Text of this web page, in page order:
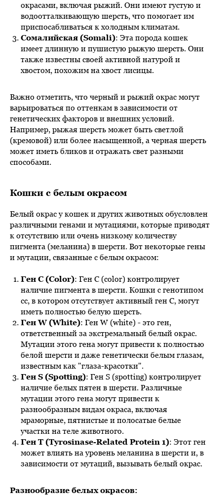
окрасами, включая рыжий. Они имеют густую и
водоотталкивающую шерсть, что помогает им
приспосабливаться к холодным климатам.
Сомалийская (Somali): Эта порода кошек
имеет длинную и пушистую рыжую шерсть. Они
также известны своей активной натурой и
хвостом, похожим на хвост лисицы.
Важно отметить, что черный и рыжий окрас могут
варьироваться по оттенкам в зависимости от
генетических факторов и внешних условий.
Например, рыжая шерсть может быть светлой
(кремовой) или более насыщенной, а черная шерсть
может иметь бликов и отражать свет разными
способами.
Кошки с белым окрасом
Белый окрас у кошек и других животных обусловлен
различными генами и мутациями, которые приводят
к отсутствию или очень низкому количеству
пигмента (меланина) в шерсти. Вот некоторые гены
и мутации, связанные с белым окрасом:
Ген C (Color): Ген C (color) контролирует
наличие пигмента в шерсти. Кошки с генотипом
cc, в котором отсутствует активный ген C, могут
иметь полностью белую шерсть.
Ген W (White): Ген W (white) - это ген,
ответственный за экстремальный белый окрас.
Мутации этого гена могут привести к полностью
белой шерсти и даже генетически белым глазам,
известным как "глаза-красотки".
Ген S (Spotting): Ген S (spotting) контролирует
наличие белых пятен в шерсти. Различные
мутации этого гена могут привести к
разнообразным видам окраса, включая
мраморные, пятнистые и полосатые белые
участки на теле животного.
Ген T (Tyrosinase-Related Protein 1): Этот ген
может влиять на уровень меланина в шерсти и, в
зависимости от мутаций, вызывать белый окрас.
Разнообразие белых окрасов: